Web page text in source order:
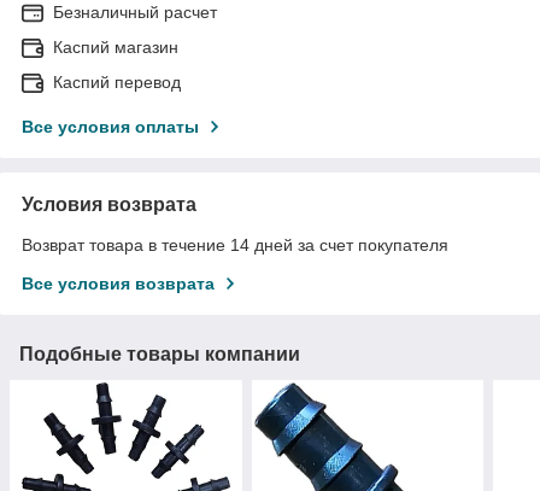
Безналичный расчет
Каспий магазин
Каспий перевод
Все условия оплаты
Условия возврата
Возврат товара в течение 14 дней за счет покупателя
Все условия возврата
Подобные товары компании